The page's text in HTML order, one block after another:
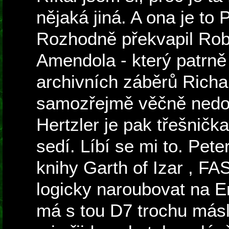
nějaká jiná. A ona je to
Rozhodně překvapil
Amendola - který
archivních záběrů
samozřejmě věčně
Hertzler je pak
sedí. Líbí se mi to.
knihy Garth of Izar ,
logicky naroubovat na
má s tou D7 trochu